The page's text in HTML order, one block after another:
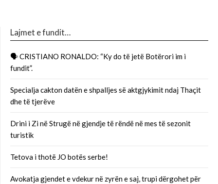
Lajmet e fundit…
🗣 CRISTIANO RONALDO: “Ky do të jetë Botërori im i
fundit”.
Specialja cakton datën e shpalljes së aktgjykimit ndaj Thaçit
dhe të tjerëve
Drini i Zi në Strugë në gjendje të rëndë në mes të sezonit
turistik
Tetova i thotë JO botës serbe!
Avokatja gjendet e vdekur në zyrën e saj, trupi dërgohet për